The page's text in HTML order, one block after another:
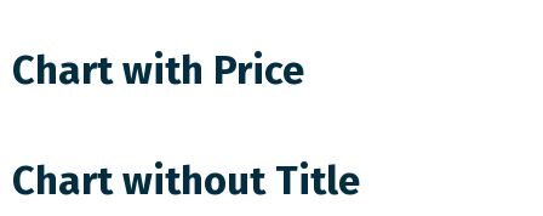
Chart with Price
Chart without Title